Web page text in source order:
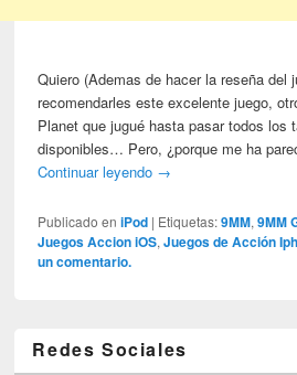
Quiero (Ademas de hacer la reseña del
recomendarles este excelente juego,
Planet que jugué hasta pasar todos los
disponibles… Pero, ¿porque me ha
Continuar leyendo →
Publicado en iPod | Etiquetas: 9MM,9MM
Juegos Accion iOS,Juegos de Acción
un comentario.
Redes Sociales